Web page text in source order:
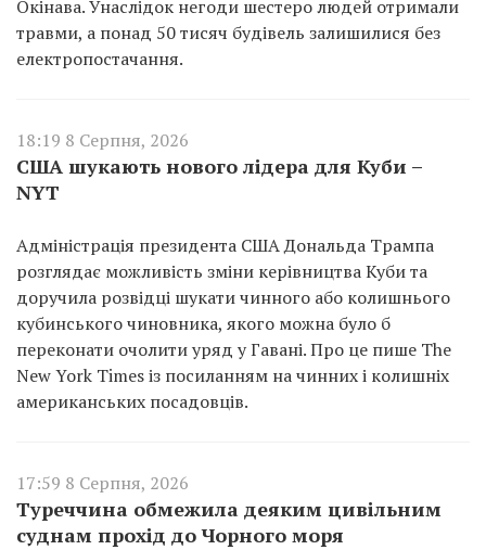
Окінава. Унаслідок негоди шестеро людей отримали
травми, а понад 50 тисяч будівель залишилися без
електропостачання.
18:19 8 Серпня, 2026
США шукають нового лідера для Куби –
NYT
Адміністрація президента США Дональда Трампа
розглядає можливість зміни керівництва Куби та
доручила розвідці шукати чинного або колишнього
кубинського чиновника, якого можна було б
переконати очолити уряд у Гавані. Про це пише The
New York Times із посиланням на чинних і колишніх
американських посадовців.
17:59 8 Серпня, 2026
Туреччина обмежила деяким цивільним
суднам прохід до Чорного моря